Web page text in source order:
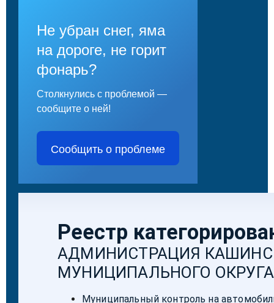
Не убран снег, яма
на дороге, не горит
фонарь?
Столкнулись с проблемой —
сообщите о ней!
Сообщить о проблеме